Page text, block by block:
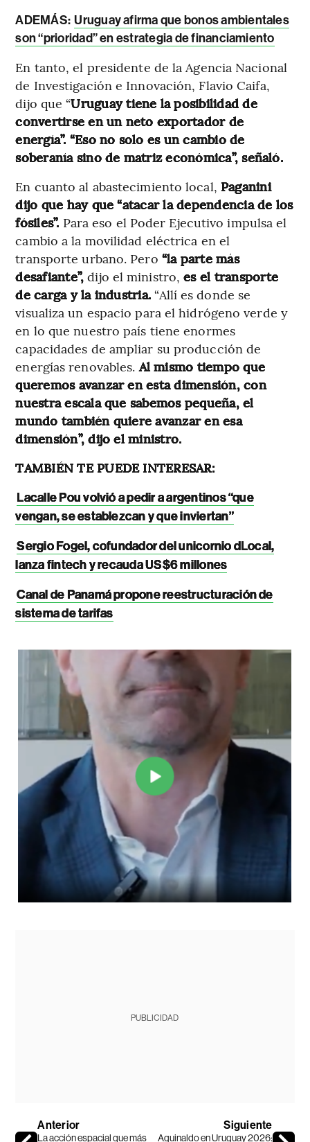
ADEMÁS: Uruguay afirma que bonos ambientales
son “prioridad” en estrategia de financiamiento
En tanto, el presidente de la Agencia Nacional
de Investigación e Innovación, Flavio Caifa,
dijo que “Uruguay tiene la posibilidad de
convertirse en un neto exportador de
energía”. “Eso no solo es un cambio de
soberanía sino de matriz económica”, señaló.
En cuanto al abastecimiento local, Paganini
dijo que hay que “atacar la dependencia de los
fósiles”. Para eso el Poder Ejecutivo impulsa el
cambio a la movilidad eléctrica en el
transporte urbano. Pero “la parte más
desafiante”, dijo el ministro,es el transporte
de carga y la industria.“Allí es donde se
visualiza un espacio para el hidrógeno verde y
en lo que nuestro país tiene enormes
capacidades de ampliar su producción de
energías renovables.Al mismo tiempo que
queremos avanzar en esta dimensión, con
nuestra escala que sabemos pequeña, el
mundo también quiere avanzar en esa
dimensión”, dijo el ministro.
TAMBIÉN TE PUEDE INTERESAR:
Lacalle Pou volvió a pedir a argentinos “que
vengan, se establezcan y que inviertan”
Sergio Fogel, cofundador del unicornio dLocal,
lanza fintech y recauda US$6 millones
Canal de Panamá propone reestructuración de
sistema de tarifas
PUBLICIDAD
Anterior
La acción espacial que más
Siguiente
Aguinaldo en Uruguay 2026: